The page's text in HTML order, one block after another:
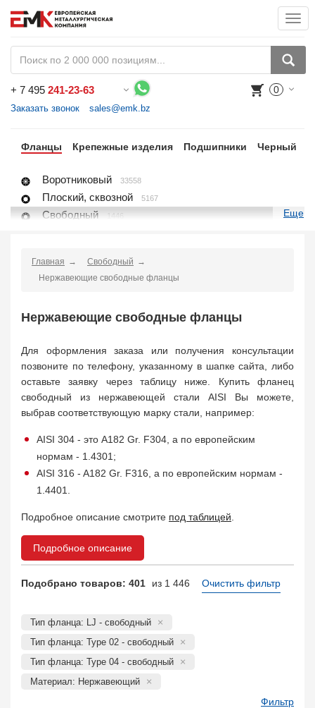
+ 7 495 241-23-63
Заказать звонок sales@emk.bz
0
Фланцы Крепежные изделия Подшипники Черный
Воротниковый 33558
Плоский, сквозной 5167
Свободный 1446
Резьбовой 1650
Воротниковый удлиненный
КОФ, ответный 4823
Прокладка фланцевая 4755
Заказать в 1 клик
Еще
Главная
Свободный
Нержавеющие свободные фланцы
Нержавеющие свободные фланцы
Для оформления заказа или получения консультации
позвоните по телефону, указанному в шапке сайта, либо
оставьте заявку через таблицу ниже. Купить фланец
свободный из нержавеющей стали AISI Вы можете,
выбрав соответствующую марку стали, например:
AISI 304 - это A182 Gr. F304, а по европейским
нормам - 1.4301;
AISI 316 - A182 Gr. F316, а по европейским нормам -
1.4401.
Подробное описание смотрите под таблицей
Подробное описание
Подобрано товаров: 401 из 1 446 Очистить фильтр
Тип фланца: LJ - свободный
Тип фланца: Type 02 - свободный
Тип фланца: Type 04 - свободный
Материал: Нержавеющий
Фильтр